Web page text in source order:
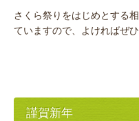
さくら祭りをはじめとする
ていますので、よければぜ
謹賀新年